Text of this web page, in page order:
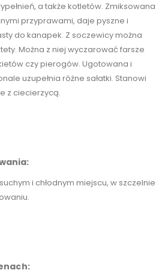
a także kotletów. Zmiksowana
przyprawami, daje pyszne i
do kanapek. Z soczewicy można
Można z niej wyczarować farsze
czy pierogów. Ugotowana i
uzupełnia różne sałatki. Stanowi
z ciecierzycą.
i chłodnym miejscu, w szczelnie